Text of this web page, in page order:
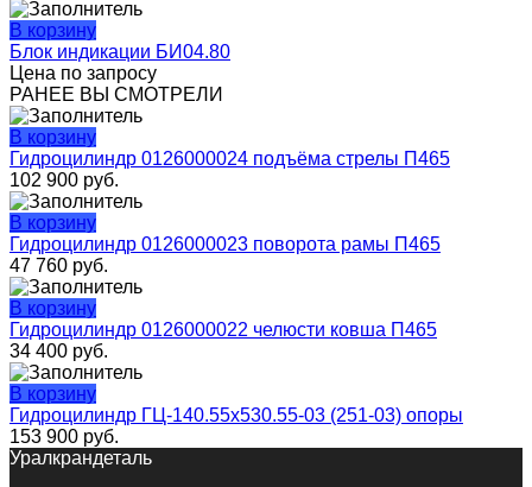
В корзину
Блок индикации БИ04.80
Цена по запросу
РАНЕЕ ВЫ СМОТРЕЛИ
В корзину
Гидроцилиндр 0126000024 подъёма стрелы П465
102 900 руб.
В корзину
Гидроцилиндр 0126000023 поворота рамы П465
47 760 руб.
В корзину
Гидроцилиндр 0126000022 челюсти ковша П465
34 400 руб.
В корзину
Гидроцилиндр ГЦ-140.55х530.55-03 (251-03) опоры
153 900 руб.
Уралкрандеталь